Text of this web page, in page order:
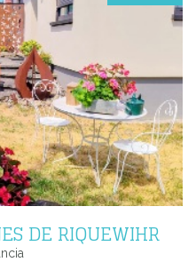
DE RIQUEWIHR